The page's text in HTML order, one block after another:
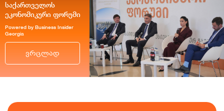
საქართველოს
ეკონომიკური ფორუმი
Powered by Business Insider
Georgia
ვრცლად